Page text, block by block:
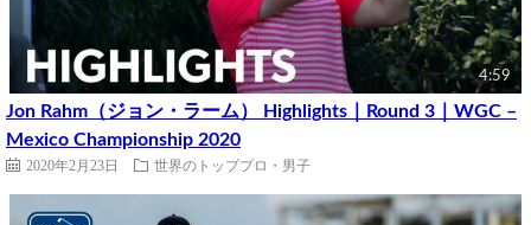
4:59
Jon Rahm（ジョン・ラーム） Highlights｜Round 3｜WGC –
Mexico Championship 2020
2020年2月23日 世界のトッププロ・男子